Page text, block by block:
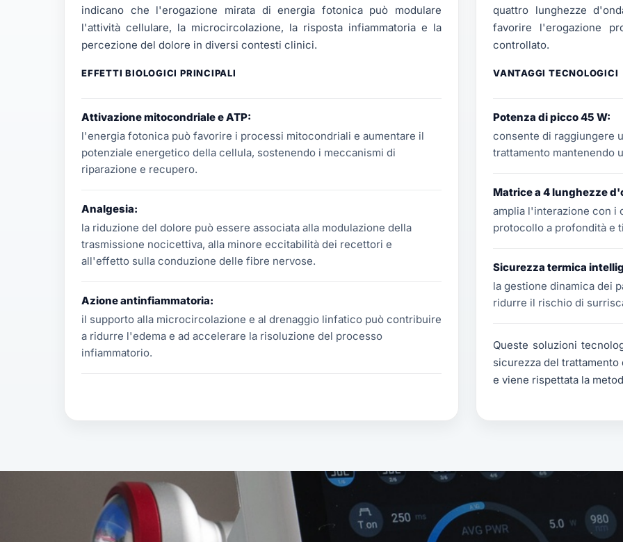
indicano che l'erogazione mirata di energia fotonica può modulare
l'attività cellulare, la microcircolazione, la risposta infiammatoria e la
percezione del dolore in diversi contesti clinici.
EFFETTI BIOLOGICI PRINCIPALI
Attivazione mitocondriale e ATP:
l'energia fotonica può favorire i processi mitocondriali e aumentare il
potenziale energetico della cellula, sostenendo i meccanismi di
riparazione e recupero.
Analgesia:
la riduzione del dolore può essere associata alla modulazione della
trasmissione nocicettiva, alla minore eccitabilità dei recettori e
all'effetto sulla conduzione delle fibre nervose.
Azione antinfiammatoria:
il supporto alla microcircolazione e al drenaggio linfatico può contribuire
a ridurre l'edema e ad accelerare la risoluzione del processo
infiammatorio.
quattro lunghezze
favorire l'erogazione
controllato.
VANTAGGI TECNOLOGICI
Potenza di picco 45 W:
consente di raggiungere
trattamento mantenendo
Matrice a 4 lunghezze
amplia l'interazione con i
protocollo a profondità e
Sicurezza termica
la gestione dinamica dei
ridurre il rischio di
Queste soluzioni
sicurezza del
e viene rispettata la